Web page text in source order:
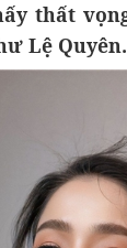
thất
Lệ Quyên.